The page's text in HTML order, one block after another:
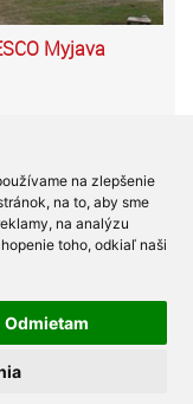
na zlepšenie
na to, aby sme
na analýzu
toho, odkiaľ naši
Odmietam
Myjava
vystuženého
Priľahlé
sanované voči